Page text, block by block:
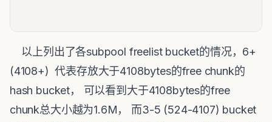
以上列出了各subpool freelist bucket的情况，6+
(4108+) 代表存放大于4108bytes的free chunk的
hash bucket， 可以看到大于4108bytes的free
chunk总大小越为1.6M， 而3-5 (524-4107) bucket